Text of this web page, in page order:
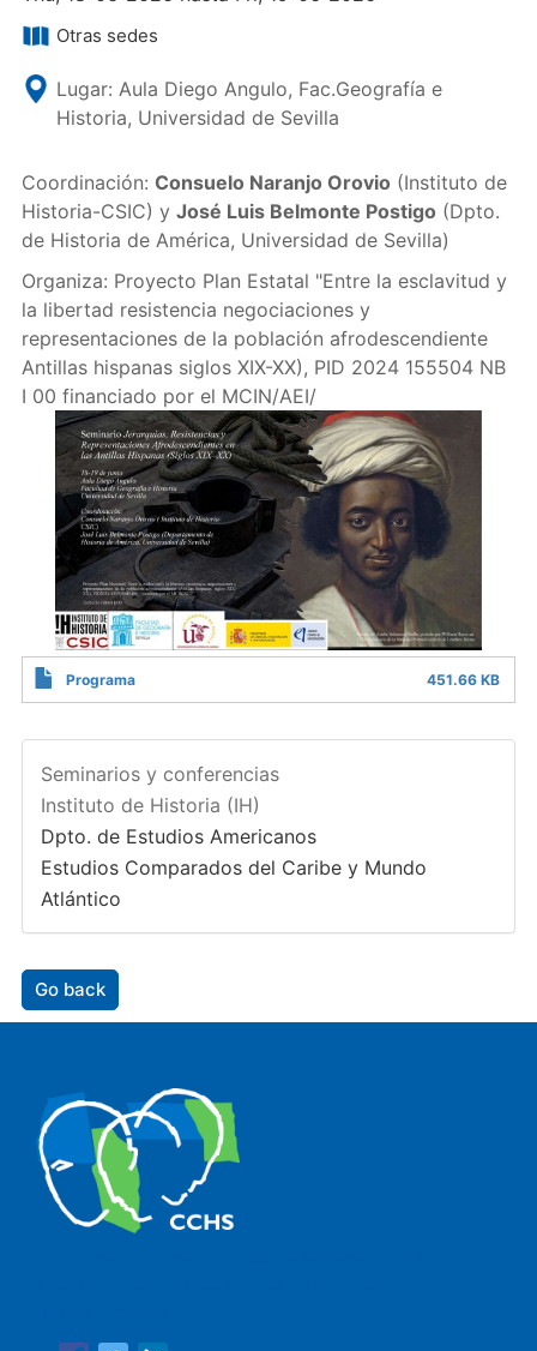
Otras sedes
Lugar: Aula Diego Angulo, Fac.Geografía e
Historia, Universidad de Sevilla
Coordinación: Consuelo Naranjo Orovio (Instituto de
Historia-CSIC) y José Luis Belmonte Postigo (Dpto.
de Historia de América, Universidad de Sevilla)
Organiza: Proyecto Plan Estatal "Entre la esclavitud y
la libertad resistencia negociaciones y
representaciones de la población afrodescendiente
Antillas hispanas siglos XIX-XX), PID 2024 155504 NB
I 00 financiado por el MCIN/AEI/
Programa 451.66 KB
Seminarios y conferencias
Instituto de Historia (IH)
Dpto. de Estudios Americanos
Estudios Comparados del Caribe y Mundo
Atlántico
Go back